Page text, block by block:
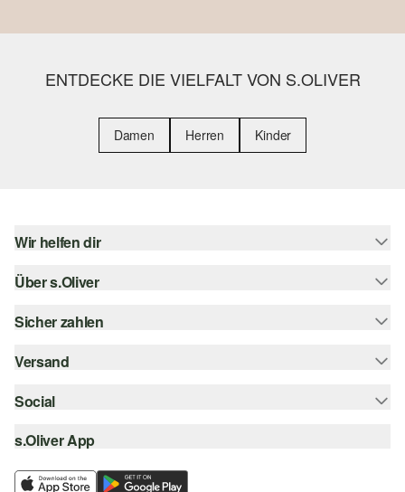
ENTDECKE DIE VIELFALT VON S.OLIVER
Damen Herren Kinder
Wir helfen dir
Hilfe & FAQ
Größenberatung
Über s.Oliver
Newsletter
s.Oliver Card
Wunschliste
Nachhaltigkeit
Sicher zahlen
Rechnung
Kreditkarte
Klarna
Versand
Sendungsverfolgung
SwissPost
Social
instagram
facebook
s.Oliver App